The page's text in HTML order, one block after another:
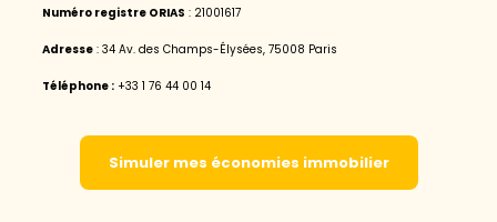
Numéro registre ORIAS : 21001617
Adresse : 34 Av. des Champs-Élysées, 75008 Paris
Téléphone : +33 1 76 44 00 14
Simuler mes économies immobilier